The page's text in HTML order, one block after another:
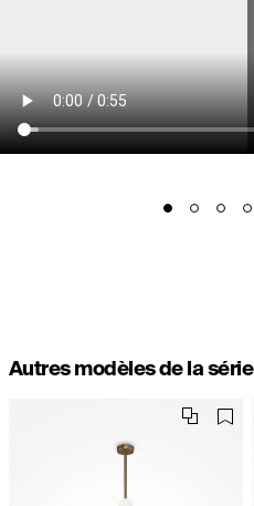
Autres modèles de la série